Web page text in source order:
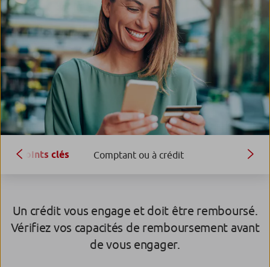
Points clés Comptant ou à crédit
Un crédit vous engage et doit être remboursé.
Vérifiez vos capacités de remboursement avant
de vous engager.